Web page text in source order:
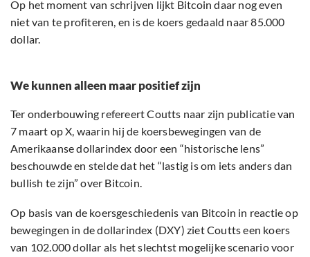
Op het moment van schrijven lijkt Bitcoin daar nog even
niet van te profiteren, en is de koers gedaald naar 85.000
dollar.
We kunnen alleen maar positief zijn
Ter onderbouwing refereert Coutts naar zijn publicatie van
7 maart op X, waarin hij de koersbewegingen van de
Amerikaanse dollarindex door een “historische lens”
beschouwde en stelde dat het “lastig is om iets anders dan
bullish te zijn” over Bitcoin.
Op basis van de koersgeschiedenis van Bitcoin in reactie op
bewegingen in de dollarindex (DXY) ziet Coutts een koers
van 102.000 dollar als het slechtst mogelijke scenario voor